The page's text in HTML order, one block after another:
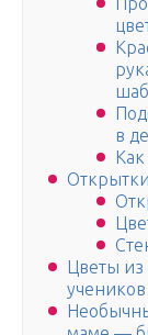
в
Цветы из
учеников